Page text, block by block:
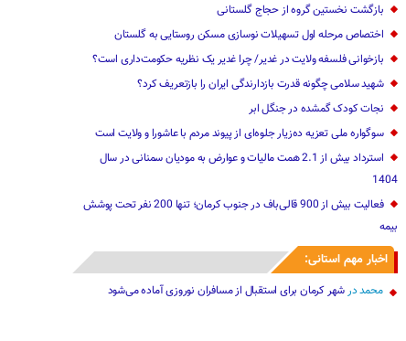
بازگشت نخستین گروه از حجاج گلستانی
اختصاص مرحله اول تسهیلات نوسازی مسکن روستایی به گلستان
بازخوانی فلسفه ولایت در غدیر/ چرا غدیر یک نظریه حکومت‌داری است؟
شهید سلامی چگونه ‌قدرت بازدارندگی ‌ایران را بازتعریف کرد؟
نجات کودک گمشده در جنگل ابر‌
سوگواره ملی تعزیه ده‌زیار جلوه‌ای از پیوند مردم با عاشورا و ولایت است
استرداد بیش از 2.1 همت مالیات و عوارض به مودیان سمنانی در سال
1404
فعالیت بیش از 900 قالی‌باف در جنوب کرمان؛ تنها 200 نفر تحت پوشش
بیمه
اخبار مهم استانی:
محمددرشهر کرمان برای استقبال از مسافران نوروزی آماده می‌شود